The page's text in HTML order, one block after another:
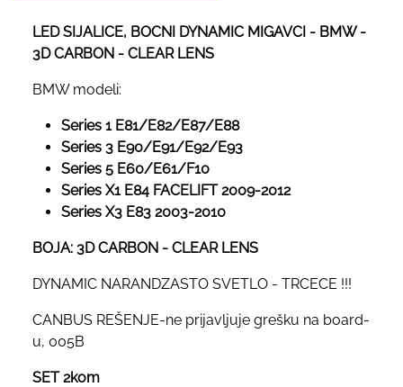
LED SIJALICE, BOCNI DYNAMIC MIGAVCI - BMW -
3D CARBON - CLEAR LENS
BMW modeli:
Series 1 E81/E82/E87/E88
Series 3 E90/E91/E92/E93
Series 5 E60/E61/F10
Series X1 E84 FACELIFT 2009-2012
Series X3 E83 2003-2010
BOJA: 3D CARBON - CLEAR LENS
DYNAMIC NARANDZASTO SVETLO - TRCECE !!!
CANBUS REŠENJE-ne prijavljuje grešku na board-
u, 005B
SET 2kom